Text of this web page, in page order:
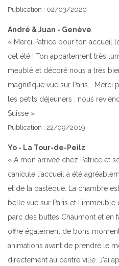
Publication : 02/03/2020
André & Juan - Genève
« Merci Patrice pour ton accueil
cet été ! Ton appartement très
meublé et décoré nous a très
magnifique vue sur Paris...
les petits déjeuners : nous
Suisse »
Publication : 22/09/2019
Yo - La Tour-de-Peilz
« A mon arrivée chez Patrice et
canicule l'accueil a été
et de la pastèque. La chambre
belle vue sur Paris et
parc des buttes Chaumont et en
offre également de bons
animations avant de prendre le
directement au centre ville. J'ai